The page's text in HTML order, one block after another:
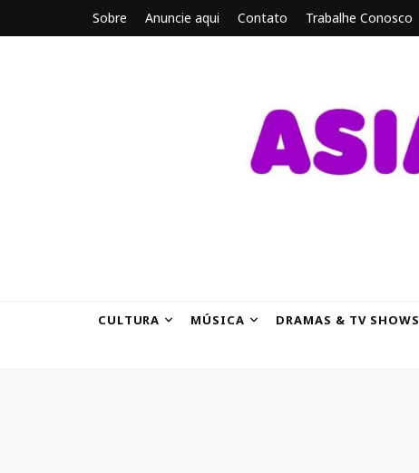
Sobre Anuncie aqui Contato Trabalhe Conosco
CULTURA MÚSICA DRAMAS & TV SHOWS